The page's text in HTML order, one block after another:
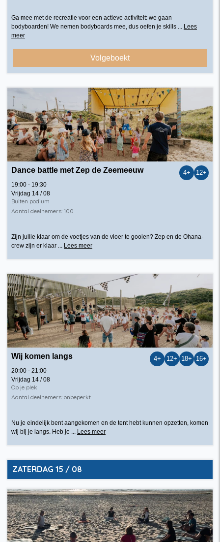
Ga mee met de recreatie voor een actieve activiteit: we gaan
bodyboarden! We nemen bodyboards mee, dus oefen je skills ... Lees
meer
Volgeboekt
Dance battle met Zep de Zeemeeuw
19:00 - 19:30
Vrijdag 14 / 08
Buiten podium
Aantal deelnemers: 100
4+ 12+
Zijn jullie klaar om de voetjes van de vloer te gooien? Zep en de Ohana-
crew zijn er klaar ... Lees meer
Wij komen langs
20:00 - 21:00
Vrijdag 14 / 08
Op je plek
Aantal deelnemers: onbeperkt
4+ 12+ 18+ 16+
Nu je eindelijk bent aangekomen en de tent hebt kunnen opzetten, komen
wij bij je langs. Heb je ... Lees meer
ZATERDAG 15 / 08